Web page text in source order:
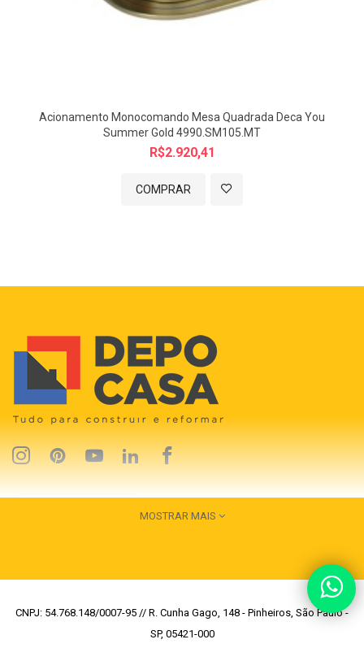
Acionamento Monocomando Mesa Quadrada Deca You
Summer Gold 4990.SM105.MT
R$2.920,41
COMPRAR
MOSTRAR MAIS
CNPJ: 54.768.148/0007-95 // R. Cunha Gago, 148 - Pinheiros, São Paulo -
SP, 05421-000